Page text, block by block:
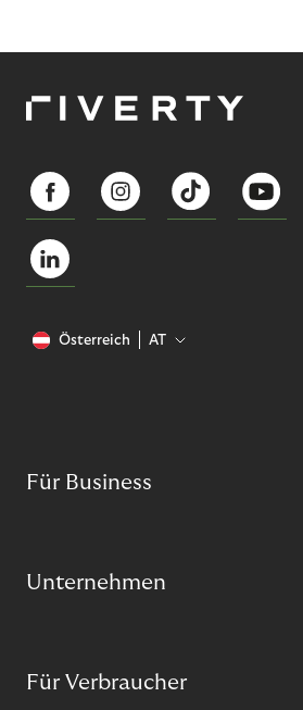
Österreich AT
Für Business
Unternehmen
Für Verbraucher